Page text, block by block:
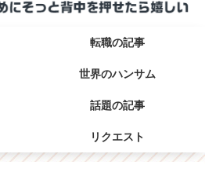
転職の記事
世界のハンサム
話題の記事
リクエスト